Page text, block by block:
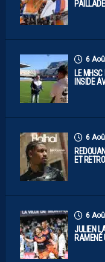
PAILLADE
6
LE MHSC
INSIDE
6
ET
6
JULIEN
RAMENÉ